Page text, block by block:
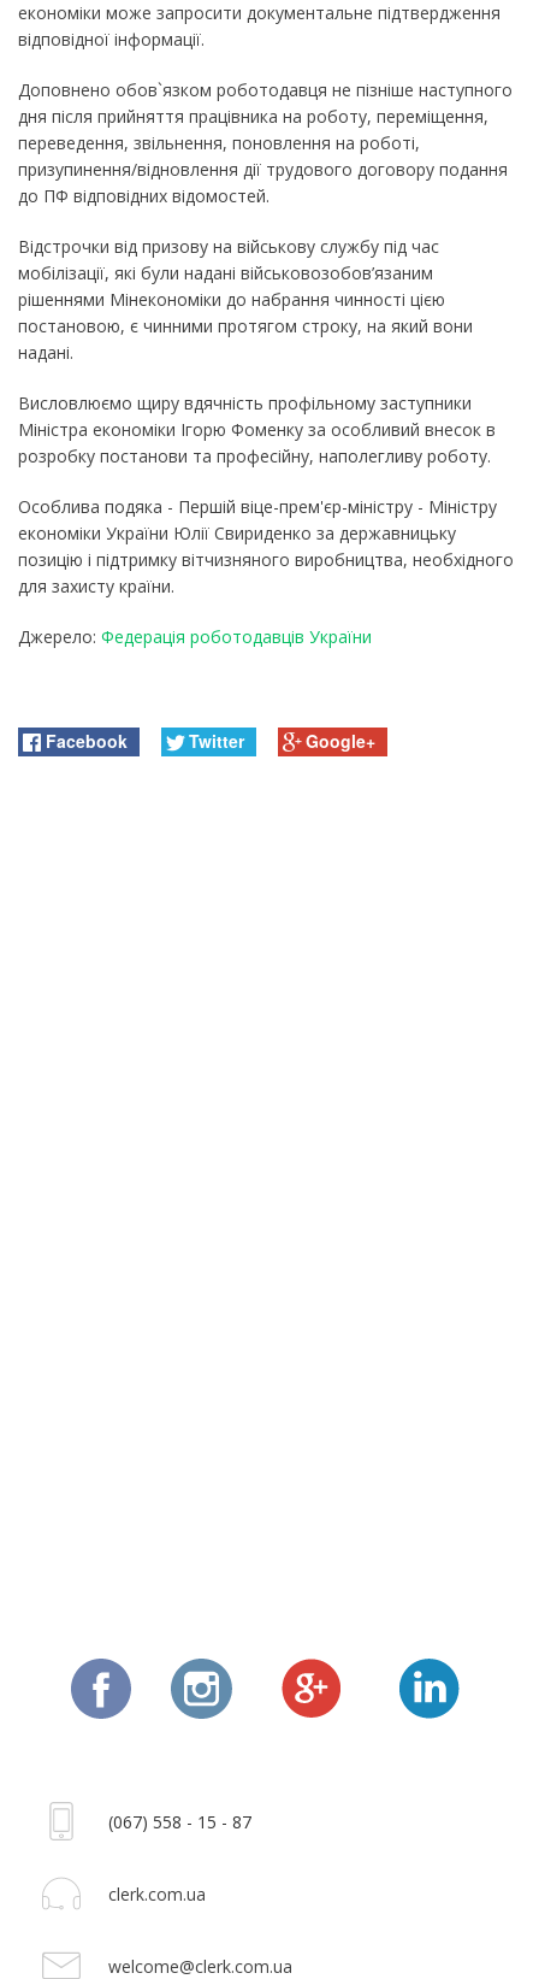
економіки може запросити документальне підтвердження
відповідної інформації.
Доповнено обов`язком роботодавця не пізніше наступного
дня після прийняття працівника на роботу, переміщення,
переведення, звільнення, поновлення на роботі,
призупинення/відновлення дії трудового договору подання
до ПФ відповідних відомостей.
Відстрочки від призову на військову службу під час
мобілізації, які були надані військовозобов’язаним
рішеннями Мінекономіки до набрання чинності цією
постановою, є чинними протягом строку, на який вони
надані.
Висловлюємо щиру вдячність профільному заступники
Міністра економіки Ігорю Фоменку за особливий внесок в
розробку постанови та професійну, наполегливу роботу.
Особлива подяка - Першій віце-прем'єр-міністру - Міністру
економіки України Юлії Свириденко за державницьку
позицію і підтримку вітчизняного виробництва, необхідного
для захисту країни.
Джерело: Федерація роботодавців України
Facebook Twitter Google+
(067) 558 - 15 - 87
clerk.com.ua
welcome@clerk.com.ua